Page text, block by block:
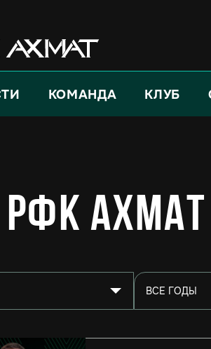
КОМАНДА КЛУБ
РФК Ахмат
ВСЕ ГОДЫ